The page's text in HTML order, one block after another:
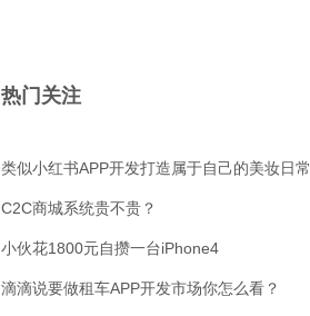
热门关注
类似小红书APP开发打造属于自己的美妆日常
C2C商城系统贵不贵？
小伙花1800元自攒一台iPhone4
滴滴说要做租车APP开发市场你怎么看？